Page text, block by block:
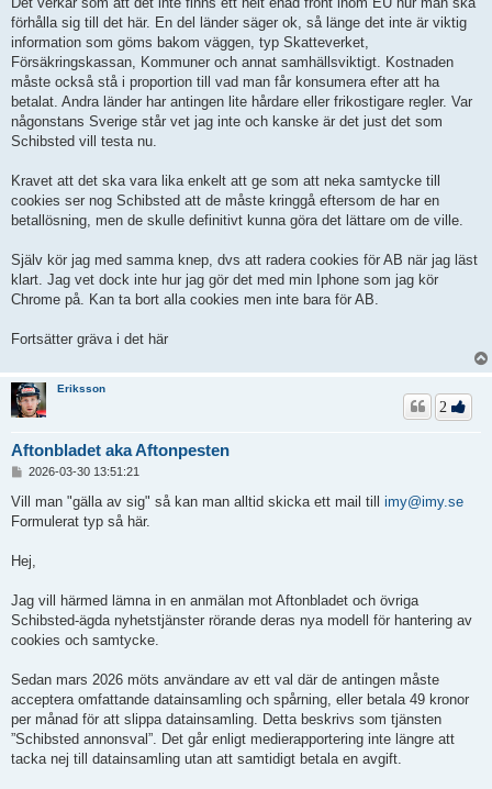
förhålla sig till det här. En del länder säger ok, så länge det inte är viktig
information som göms bakom väggen, typ Skatteverket,
Försäkringskassan, Kommuner och annat samhällsviktigt. Kostnaden
måste också stå i proportion till vad man får konsumera efter att ha
betalat. Andra länder har antingen lite hårdare eller frikostigare regler. Var
någonstans Sverige står vet jag inte och kanske är det just det som
Schibsted vill testa nu.
Kravet att det ska vara lika enkelt att ge som att neka samtycke till
cookies ser nog Schibsted att de måste kringgå eftersom de har en
betallösning, men de skulle definitivt kunna göra det lättare om de ville.
Själv kör jag med samma knep, dvs att radera cookies för AB när jag läst
klart. Jag vet dock inte hur jag gör det med min Iphone som jag kör
Chrome på. Kan ta bort alla cookies men inte bara för AB.
Fortsätter gräva i det här
Eriksson
Aftonbladet aka Aftonpesten
2
l
g
2026-03-30 13:51:21
Vill man "gälla av sig" så kan man alltid skicka ett mail till imy@imy.se
Formulerat typ så här.
Hej,
Jag vill härmed lämna in en anmälan mot Aftonbladet och övriga
Schibsted-ägda nyhetstjänster rörande deras nya modell för hantering av
cookies och samtycke.
Sedan mars 2026 möts användare av ett val där de antingen måste
acceptera omfattande datainsamling och spårning, eller betala 49 kronor
per månad för att slippa datainsamling. Detta beskrivs som tjänsten
”Schibsted annonsval”. Det går enligt medierapportering inte längre att
tacka nej till datainsamling utan att samtidigt betala en avgift.